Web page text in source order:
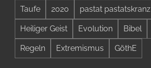
Taufe 2020 pastat pastatskranz
Heiliger Geist Evolution Bibel
Regeln Extremismus GöthE